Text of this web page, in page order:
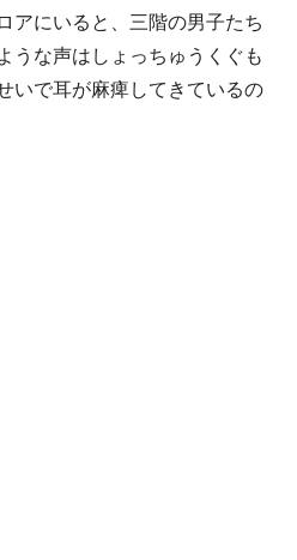
アにいると、三階の男子たち
うな声はしょっちゅうくぐも
いで耳が麻痺してきているの